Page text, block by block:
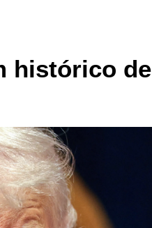
histórico de